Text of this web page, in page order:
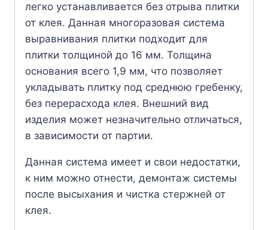
легко устанавливается без отрыва плитки
от клея. Данная многоразовая система
выравнивания плитки подходит для
плитки толщиной до 16 мм. Толщина
основания всего 1,9 мм, что позволяет
укладывать плитку под среднюю гребенку,
без перерасхода клея. Внешний вид
изделия может незначительно отличаться,
в зависимости от партии.
Данная система имеет и свои недостатки,
к ним можно отнести, демонтаж системы
после высыхания и чистка стержней от
клея.